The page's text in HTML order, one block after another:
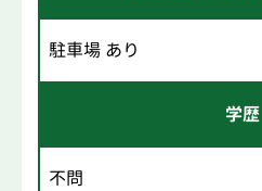
駐車場 あり
学歴
不問